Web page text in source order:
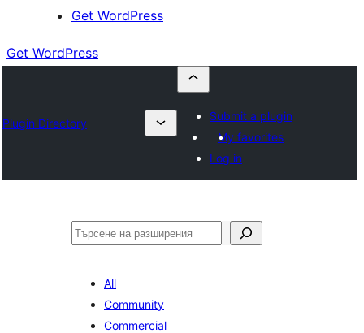
Get WordPress
Get WordPress
Plugin Directory
Submit a plugin
My favorites
Log in
Търсене
All
Community
Commercial